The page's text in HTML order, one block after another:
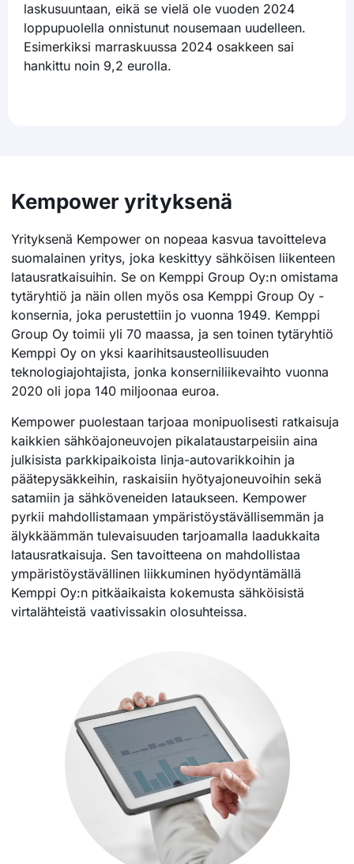
laskusuuntaan, eikä se vielä ole vuoden 2024
loppupuolella onnistunut nousemaan uudelleen.
Esimerkiksi marraskuussa 2024 osakkeen sai
hankittu noin 9,2 eurolla.
Kempower yrityksenä
Yrityksenä Kempower on nopeaa kasvua tavoitteleva
suomalainen yritys, joka keskittyy sähköisen liikenteen
latausratkaisuihin. Se on Kemppi Group Oy:n omistama
tytäryhtiö ja näin ollen myös osa Kemppi Group Oy -
konsernia, joka perustettiin jo vuonna 1949. Kemppi
Group Oy toimii yli 70 maassa, ja sen toinen tytäryhtiö
Kemppi Oy on yksi kaarihitsausteollisuuden
teknologiajohtajista, jonka konserniliikevaihto vuonna
2020 oli jopa 140 miljoonaa euroa.
Kempower puolestaan tarjoaa monipuolisesti ratkaisuja
kaikkien sähköajoneuvojen pikalataustarpeisiin aina
julkisista parkkipaikoista linja-autovarikkoihin ja
päätepysäkkeihin, raskaisiin hyötyajoneuvoihin sekä
satamiin ja sähköveneiden lataukseen. Kempower
pyrkii mahdollistamaan ympäristöystävällisemmän ja
älykkäämmän tulevaisuuden tarjoamalla laadukkaita
latausratkaisuja. Sen tavoitteena on mahdollistaa
ympäristöystävällinen liikkuminen hyödyntämällä
Kemppi Oy:n pitkäaikaista kokemusta sähköisistä
virtalähteistä vaativissakin olosuhteissa.